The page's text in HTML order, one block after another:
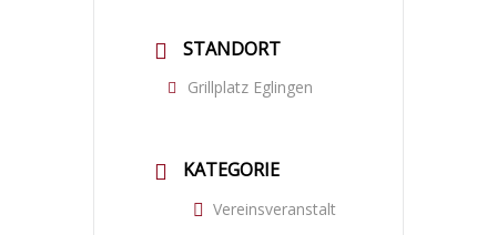
STANDORT
Grillplatz Eglingen
KATEGORIE
Vereinsveranstalt